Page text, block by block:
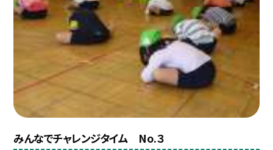
みんなでチャレンジタイム No.３